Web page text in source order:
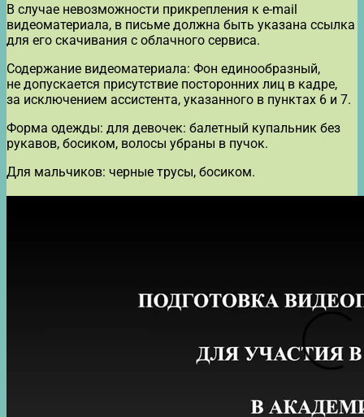
В случае невозможности прикрепления к e-mail
видеоматериала, в письме должна быть указана ссылка
для его скачивания с облачного сервиса.
Содержание видеоматериала: Фон единообразный,
не допускается присутствие посторонних лиц в кадре,
за исключением ассистента, указанного в пунктах 6 и 7.
Форма одежды: для девочек: балетный купальник без
рукавов, босиком, волосы убраны в пучок.
Для мальчиков: черные трусы, босиком.